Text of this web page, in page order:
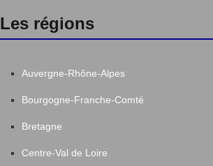
Les régions
Auvergne-Rhône-Alpes
Bourgogne-Franche-Comté
Bretagne
Centre-Val de Loire